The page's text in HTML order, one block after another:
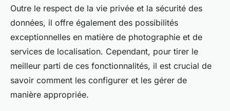
Outre le respect de la vie privée et la sécurité des
données, il offre également des possibilités
exceptionnelles en matière de photographie et de
services de localisation. Cependant, pour tirer le
meilleur parti de ces fonctionnalités, il est crucial de
savoir comment les configurer et les gérer de
manière appropriée.